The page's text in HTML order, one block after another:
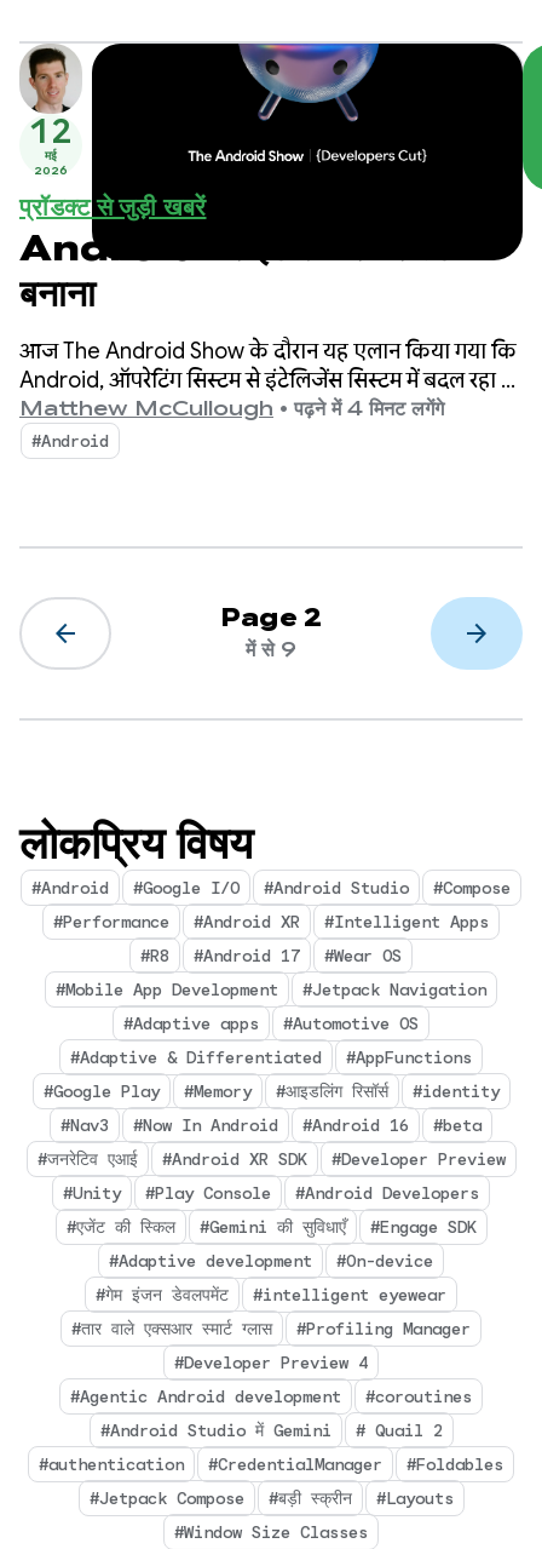
12
मई
2026
प्रॉडक्ट से जुड़ी खबरें
Android पर इंटेलिजेंस सिस्टम
बनाना
आज The Android Show के दौरान यह एलान किया गया कि
Android, ऑपरेटिंग सिस्टम से इंटेलिजेंस सिस्टम में बदल रहा है.
इससे आपके ऐप्लिकेशन के साथ लोगों की दिलचस्पी बढ़ाने के
ज़्यादा अवसर मिलेंगे.
Matthew McCullough • पढ़ने में 4 मिनट लगेंगे
#Android
arrow_back Page 2
में से 9 arrow_forward
लोकप्रिय विषय
#Android #Google I/O #Android Studio
#Compose
#Performance
#Android XR
#Intelligent Apps
#R8
#Android 17
#Wear OS
#Mobile App Development
#Jetpack Navigation
#Adaptive apps
#Automotive OS
#Adaptive & Differentiated
#AppFunctions
#Google Play
#Memory #आइडलिंग रिसॉर्स
#identity
#Nav3
#Now In Android #Android 16
#beta
#जनरेटिव एआई
#Android XR SDK
#Developer Preview
#Unity
#Play Console
#Android Developers
#एजेंट की स्किल
#Gemini की सुविधाएँ
#Engage SDK
#Adaptive development
#On-device
#गेम इंजन डेवलपमेंट
#intelligent eyewear
#तार वाले एक्सआर स्मार्ट ग्लास
#Profiling Manager
#Developer Preview 4
#Agentic Android development
#coroutines
#Android Studio में Gemini
# Quail 2
#authentication
#CredentialManager
#Foldables
#Jetpack Compose
#बड़ी स्क्रीन
#Layouts
#Window Size Classes